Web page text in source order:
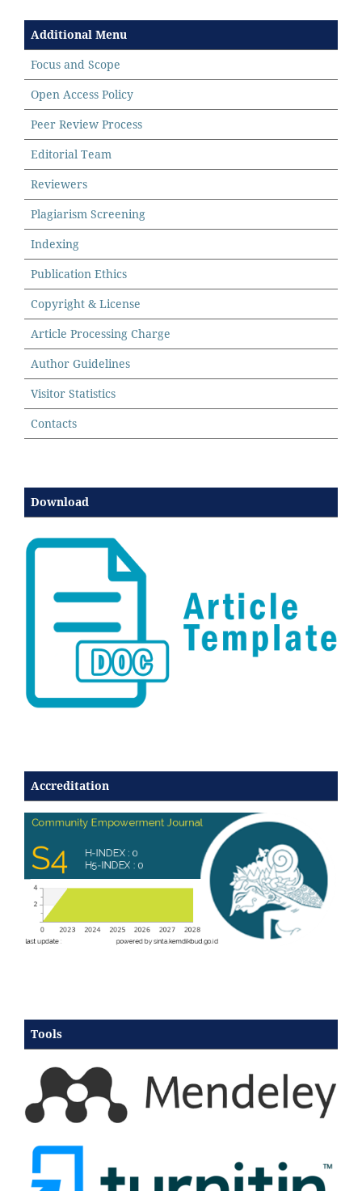
Additional Menu
Focus and Scope
Open Access Policy
Peer Review Process
Editorial Team
Reviewers
Plagiarism Screening
Indexing
Publication Ethics
Copyright & License
Article Processing Charge
Author Guidelines
Visitor Statistics
Contacts
Download
Accreditation
Tools